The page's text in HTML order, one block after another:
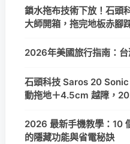
鎖水拖布技術下放！石頭
大師開箱，拖完地板赤腳
2026年美國旅行指南：
石頭科技 Saros 20
動拖地＋4.5cm 越障，
2026 最新手機教學：10
的隱藏功能與省電秘訣